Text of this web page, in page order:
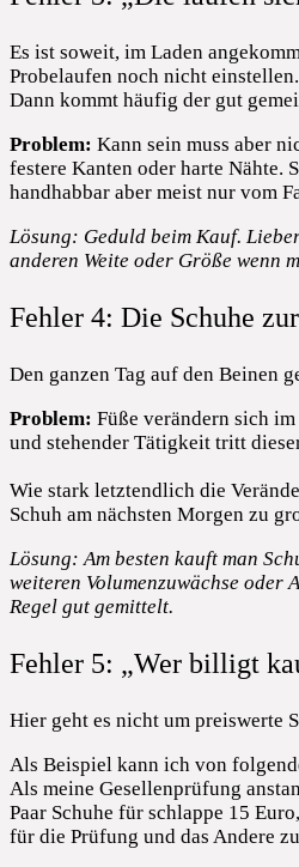
Es ist soweit, im Laden
Probelaufen noch nicht
Dann kommt häufig der gut
Problem: Kann sein muss aber
festere Kanten oder harte Nähte.
handhabbar aber meist nur vom
Lösung: Geduld beim Kauf.
anderen Weite oder Größe wenn
Fehler 4: Die Schuhe
Den ganzen Tag auf den Beinen
Problem: Füße verändern sich
und stehender Tätigkeit tritt
Wie stark letztendlich die
Schuh am nächsten Morgen zu
Lösung: Am besten kauft man
weiteren Volumenzuwächse oder
Regel gut gemittelt.
Fehler 5: „Wer billigt
Hier geht es nicht um preiswerte
Als Beispiel kann ich von
Als meine Gesellenprüfung
Paar Schuhe für schlappe 15
für die Prüfung und das Andere